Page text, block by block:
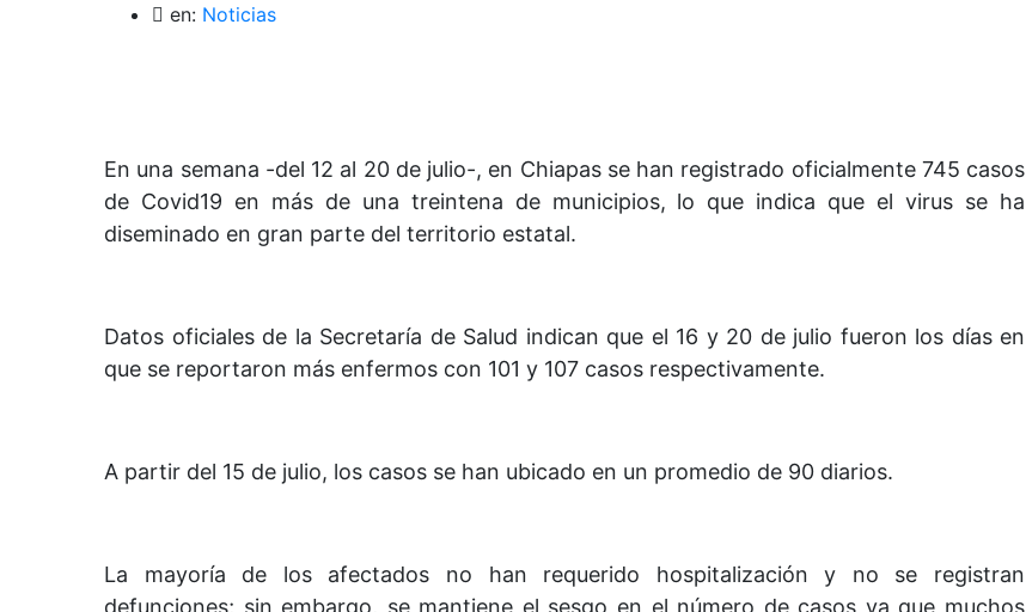
en: Noticias
En una semana -del 12 al 20 de julio-, en Chiapas se han registrado oficialmente 745 casos
de Covid19 en más de una treintena de municipios, lo que indica que el virus se ha
diseminado en gran parte del territorio estatal.
Datos oficiales de la Secretaría de Salud indican que el 16 y 20 de julio fueron los días en
que se reportaron más enfermos con 101 y 107 casos respectivamente.
A partir del 15 de julio, los casos se han ubicado en un promedio de 90 diarios.
La mayoría de los afectados no han requerido hospitalización y no se registran
defunciones; sin embargo, se mantiene el sesgo en el número de casos ya que muchos